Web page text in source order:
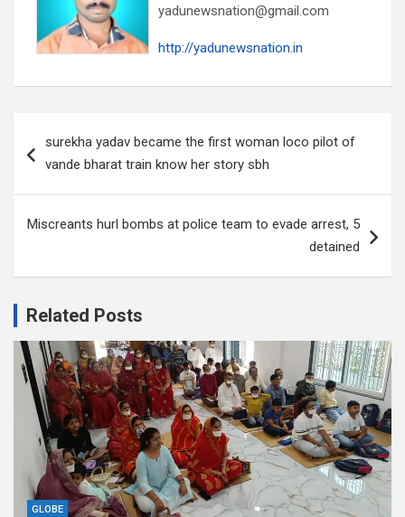
yadunewsnation@gmail.com
http://yadunewsnation.in
navigation
surekha yadav became the first woman loco pilot of
vande bharat train know her story sbh
Miscreants hurl bombs at police team to evade arrest, 5
detained
Related Posts
GLOBE